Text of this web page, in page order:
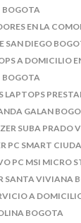
BOGOTA
EN LA
SAN DIEGO
A DOMICILIO
BOGOTA
LAPTOPS
GALAN
SUBA PRADO
PC SMART
PC MSI MICRO
SANTA VIVIANA
A
BOGOTA